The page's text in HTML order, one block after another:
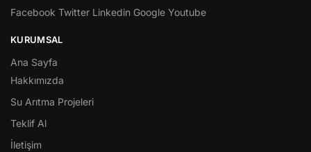
Facebook Twitter Linkedin Google Youtube
KURUMSAL
Ana Sayfa
Hakkımızda
Su Arıtma Projeleri
Teklif Al
İletişim